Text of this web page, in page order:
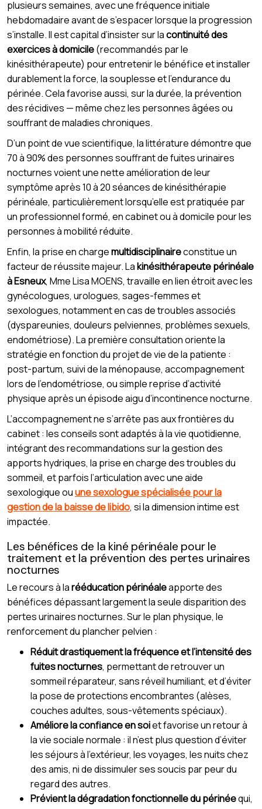
plusieurs semaines, avec une fréquence initiale
hebdomadaire avant de s’espacer lorsque la progression
s’installe. Il est capital d’insister sur lacontinuité des
exercices à domicile(recommandés par le
kinésithérapeute) pour entretenir le bénéfice et installer
durablement la force, la souplesse et l’endurance du
périnée. Cela favorise aussi, sur la durée, la prévention
des récidives — même chez les personnes âgées ou
souffrant de maladies chroniques.
D’un point de vue scientifique, la littérature démontre que
70 à 90% des personnes souffrant de fuites urinaires
nocturnes voient une nette amélioration de leur
symptôme après 10 à 20 séances de kinésithérapie
périnéale, particulièrement lorsqu’elle est pratiquée par
un professionnel formé, en cabinet ou à domicile pour les
personnes à mobilité réduite.
Enfin, la prise en chargemultidisciplinaireconstitue un
facteur de réussite majeur. Lakinésithérapeute périnéale
à Esneux, Mme Lisa MOENS, travaille en lien étroit avec les
gynécologues, urologues, sages-femmes et
sexologues, notamment en cas de troubles associés
(dyspareunies, douleurs pelviennes, problèmes sexuels,
endométriose). La première consultation oriente la
stratégie en fonction du projet de vie de la patiente :
post-partum, suivi de la ménopause, accompagnement
lors de l’endométriose, ou simple reprise d’activité
physique après un épisode aigu d’incontinence nocturne.
L’accompagnement ne s’arrête pas aux frontières du
cabinet : les conseils sont adaptés à la vie quotidienne,
intégrant des recommandations sur la gestion des
apports hydriques, la prise en charge des troubles du
sommeil, et parfois l’articulation avec une aide
sexologique ouune sexologue spécialisée pour la
gestion de la baisse de libido, si la dimension intime est
impactée.
Les bénéfices de la kiné périnéale pour le
traitement et la prévention des pertes urinaires
nocturnes
Le recours à larééducation périnéaleapporte des
bénéfices dépassant largement la seule disparition des
pertes urinaires nocturnes. Sur le plan physique, le
renforcement du plancher pelvien :
Réduit drastiquement la fréquence et l’intensité des
fuites nocturnes, permettant de retrouver un
sommeil réparateur, sans réveil humiliant, et d’éviter
la pose de protections encombrantes (alèses,
couches adultes, sous-vêtements spéciaux).
Améliore la confiance en soiet favorise un retour à
la vie sociale normale : il n’est plus question d’éviter
les séjours à l’extérieur, les voyages, les nuits chez
des amis, ni de dissimuler ses soucis par peur du
regard des autres.
Prévient la dégradation fonctionnelle du périnéequi,